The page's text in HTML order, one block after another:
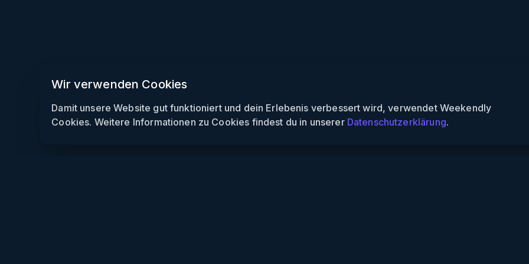
Wir verwenden Cookies
Damit unsere Website gut funktioniert und dein Erlebenis verbessert wird, verwendet Weekendly
Cookies. Weitere Informationen zu Cookies findest du in unserer Datenschutzerklärung.